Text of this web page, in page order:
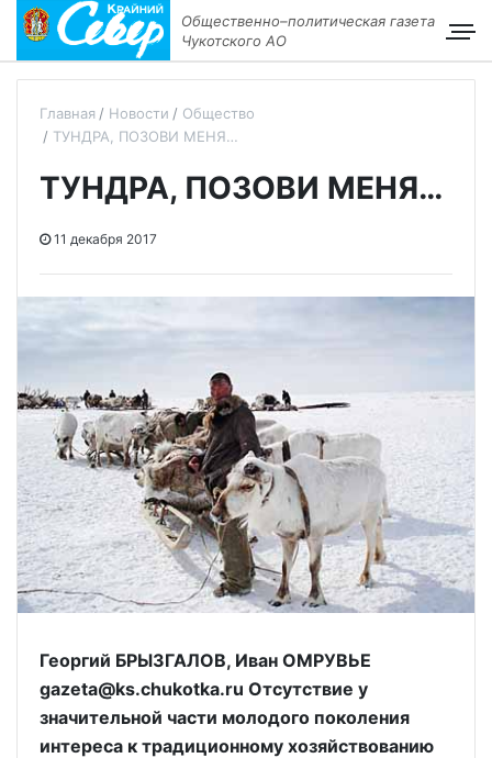
Общественно–политическая газета
Чукотского АО
Главная Новости
Общество
ТУНДРА, ПОЗОВИ МЕНЯ…
ТУНДРА, ПОЗОВИ МЕНЯ…
11 декабря 2017
Георгий БРЫЗГАЛОВ, Иван ОМРУВЬЕ
gazeta@ks.chukotka.ru Отсутствие у
значительной части молодого поколения
интереса к традиционному хозяйствованию